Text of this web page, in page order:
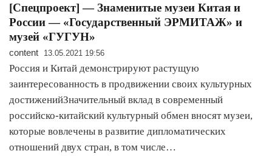
[Спецпроект] — Знаменитые музеи Китая и
России — «Государственный ЭРМИТАЖ» и
музей «ГУГУН»
content 13.05.2021 19:56
Россия и Китай демонстрируют растущую
заинтересованность в продвижении своих культурных
достиженийЗначительный вклад в современный
российско-китайский культурный обмен вносят музеи,
которые вовлечены в развитие дипломатических
отношений двух стран, в том числе…